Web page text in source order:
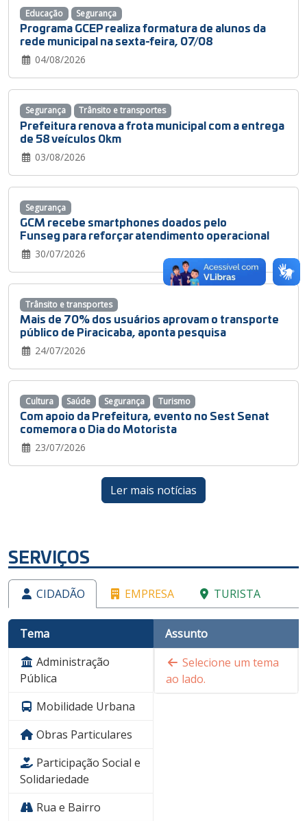
Programa GCEP realiza formatura de alunos da
rede municipal na sexta-feira, 07/08
04/08/2026
Educação Segurança
Prefeitura renova a frota municipal com a entrega
de 58 veículos 0km
03/08/2026
Segurança Trânsito e transportes
GCM recebe smartphones doados pelo
Funseg para reforçar atendimento operacional
30/07/2026
Segurança
Mais de 70% dos usuários aprovam o transporte
público de Piracicaba, aponta pesquisa
24/07/2026
Trânsito e transportes
Com apoio da Prefeitura, evento no Sest Senat
comemora o Dia do Motorista
23/07/2026
Cultura Saúde Segurança Turismo
Ler mais notícias
SERVIÇOS
CIDADÃO EMPRESA TURISTA
Tema
Administração
Pública
Mobilidade Urbana
Obras Particulares
Participação Social e
Solidariedade
Rua e Bairro
Assunto
Selecione um tema
ao lado.